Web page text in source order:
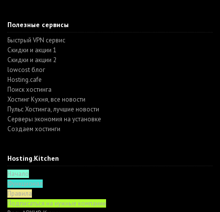
Полезные сервисы
Быстрый VPN сервис
Скидки и акции 1
Скидки и акции 2
lowcost блог
Hosting.cafe
Поиск хостинга
Хостинг Кухня, все новости
Пульс Хостинга, лучшие новости
Серверы экономия на установке
Создаем хостинги
Hosting.Kitchen
Начало
Функционал
Правила
Подписаться на нужные компании